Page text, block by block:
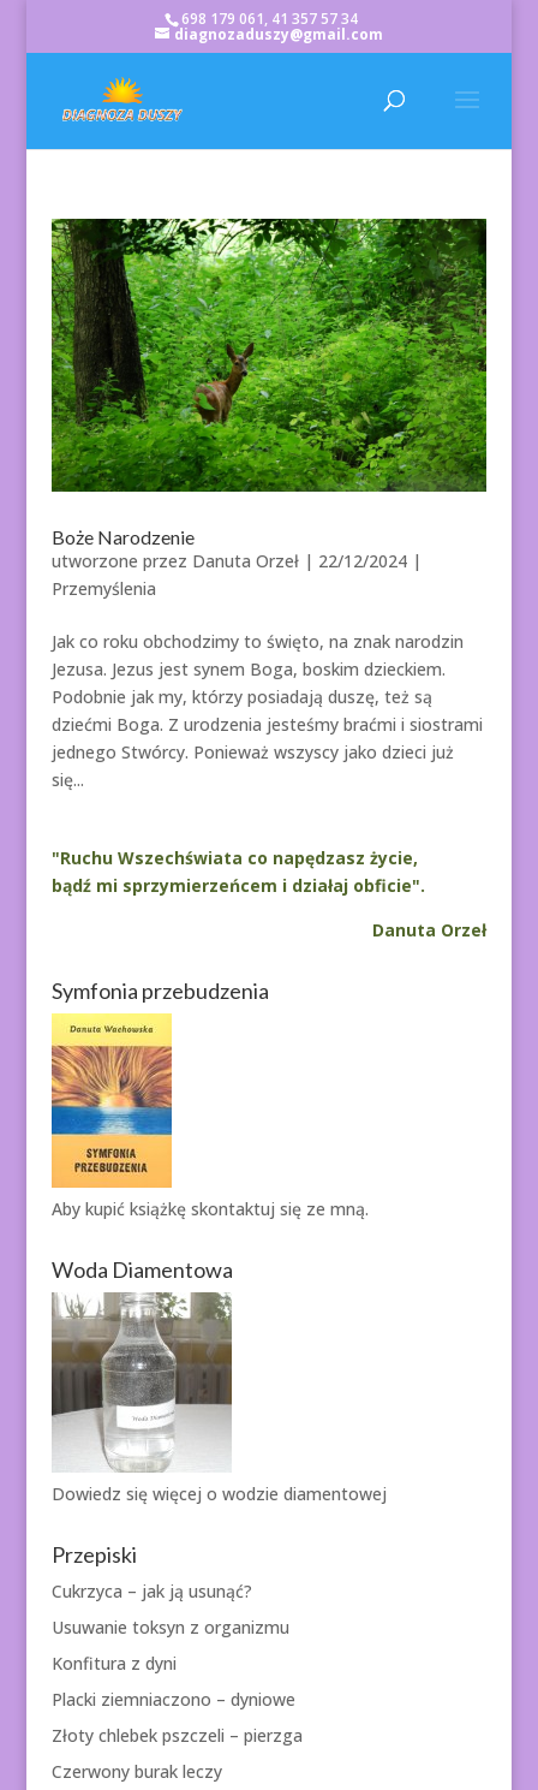
698 179 061, 41 357 57 34
diagnozaduszy@gmail.com
Boże Narodzenie
utworzone przez Danuta Orzeł| 22/12/2024|
Przemyślenia
Jak co roku obchodzimy to święto, na znak narodzin
Jezusa. Jezus jest synem Boga, boskim dzieckiem.
Podobnie jak my, którzy posiadają duszę, też są
dziećmi Boga. Z urodzenia jesteśmy braćmi i siostrami
jednego Stwórcy. Ponieważ wszyscy jako dzieci już
się...
"Ruchu Wszechświata co napędzasz życie,
bądź mi sprzymierzeńcem i działaj obficie".
Danuta Orzeł
Symfonia przebudzenia
Aby kupić książkę skontaktuj się ze mną.
Woda Diamentowa
Dowiedz się więcej o wodzie diamentowej
Przepiski
Cukrzyca – jak ją usunąć?
Usuwanie toksyn z organizmu
Konfitura z dyni
Placki ziemniaczono – dyniowe
Złoty chlebek pszczeli – pierzga
Czerwony burak leczy